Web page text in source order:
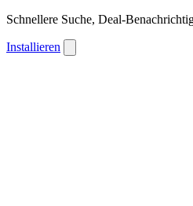
Schnellere Suche, Deal-
Installieren